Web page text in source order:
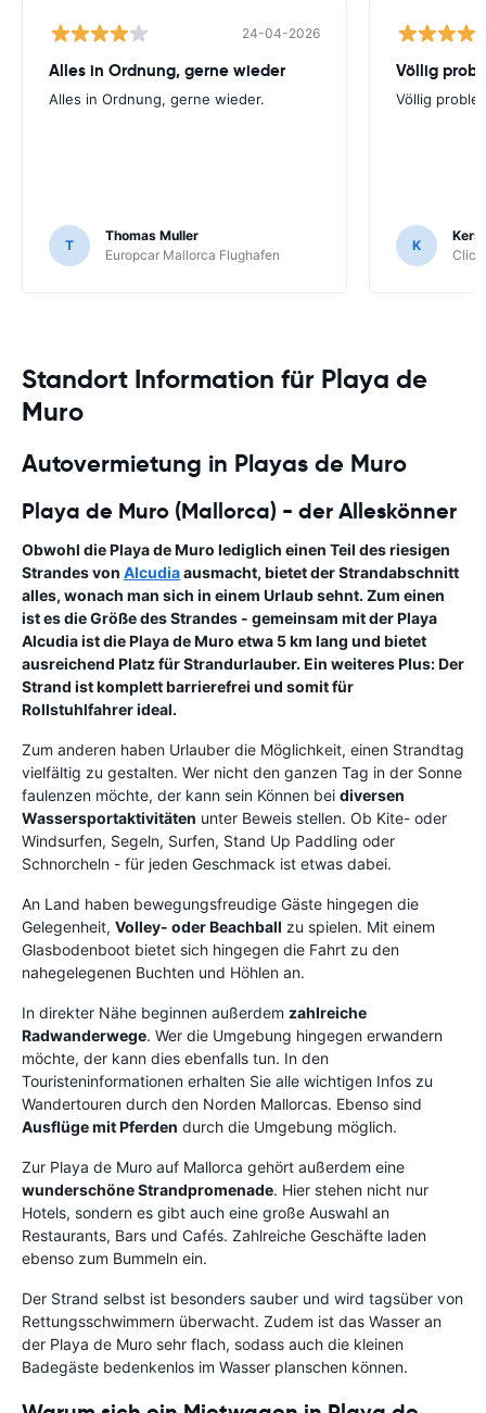
24-04-2026
Alles in Ordnung, gerne wieder
Alles in Ordnung, gerne wieder.
T
Thomas Muller
Europcar Mallorca Flughafen
Völlig
Völlig
K
Standort Information für Playa de
Muro
Autovermietung in Playas de Muro
Playa de Muro (Mallorca) - der Alleskönner
Obwohl die Playa de Muro lediglich einen Teil des riesigen
Strandes von Alcudiaausmacht, bietet der Strandabschnitt
alles, wonach man sich in einem Urlaub sehnt. Zum einen
ist es die Größe des Strandes - gemeinsam mit der Playa
Alcudia ist die Playa de Muro etwa 5 km lang und bietet
ausreichend Platz für Strandurlauber. Ein weiteres Plus:Der
Strand ist komplett barrierefrei und somit für
Rollstuhlfahrer ideal.
Zum anderen haben Urlauber die Möglichkeit, einen Strandtag
vielfältig zu gestalten. Wer nicht den ganzen Tag in der Sonne
faulenzen möchte, der kann sein Können bei diversen
Wassersportaktivitäten unter Beweis stellen. Ob Kite- oder
Windsurfen, Segeln, Surfen, Stand Up Paddling oder
Schnorcheln - für jeden Geschmack ist etwas dabei.
An Land haben bewegungsfreudige Gäste hingegen die
Gelegenheit, Volley- oder Beachball zu spielen. Mit einem
Glasbodenboot bietet sich hingegen die Fahrt zu den
nahegelegenen Buchten und Höhlen an.
In direkter Nähe beginnen außerdem zahlreiche
Radwanderwege. Wer die Umgebung hingegen erwandern
möchte, der kann dies ebenfalls tun. In den
Touristeninformationen erhalten Sie alle wichtigen Infos zu
Wandertouren durch den Norden Mallorcas. Ebenso sind
Ausflüge mit Pferden durch die Umgebung möglich.
Zur Playa de Muro auf Mallorca gehört außerdem eine
wunderschöne Strandpromenade. Hier stehen nicht nur
Hotels, sondern es gibt auch eine große Auswahl an
Restaurants, Bars und Cafés. Zahlreiche Geschäfte laden
ebenso zum Bummeln ein.
Der Strand selbst ist besonders sauber und wird tagsüber von
Rettungsschwimmern überwacht. Zudem ist das Wasser an
der Playa de Muro sehr flach, sodass auch die kleinen
Badegäste bedenkenlos im Wasser planschen können.